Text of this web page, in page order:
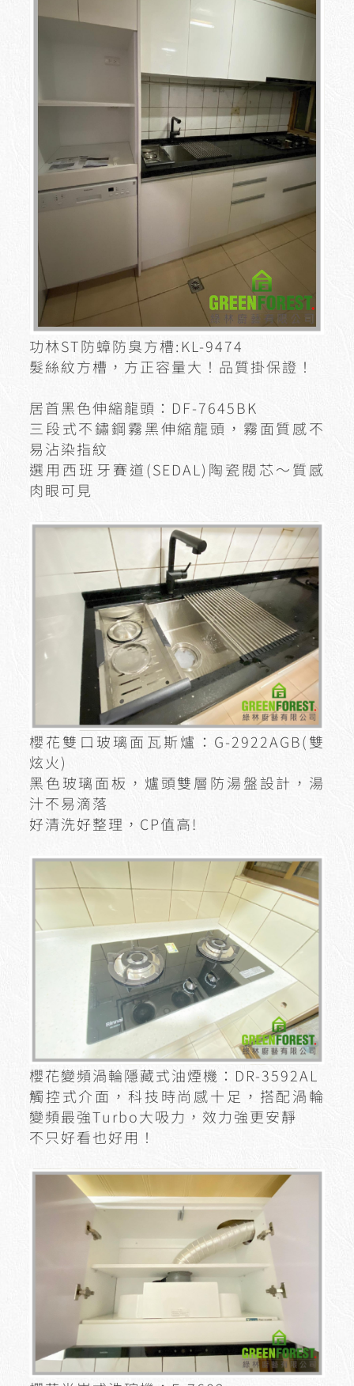
功林ST防蟑防臭方槽:KL-9474
髮絲紋方槽，方正容量大！品質掛保證！
居首黑色伸縮龍頭：DF-7645BK
三段式不鏽鋼霧黑伸縮龍頭，霧面質感不
易沾染指紋
選用西班牙賽道(SEDAL)陶瓷閥芯～質感
肉眼可見
櫻花雙口玻璃面瓦斯爐：G-2922AGB(雙
炫火)
黑色玻璃面板，爐頭雙層防湯盤設計，湯
汁不易滴落
好清洗好整理，CP值高!
櫻花變頻渦輪隱藏式油煙機：DR-3592AL
觸控式介面，科技時尚感十足，搭配渦輪
變頻最強Turbo大吸力，效力強更安靜
不只好看也好用！